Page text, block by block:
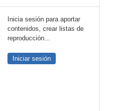
Inicia sesión para aportar
contenidos, crear listas de
reproducción...
Iniciar sesión